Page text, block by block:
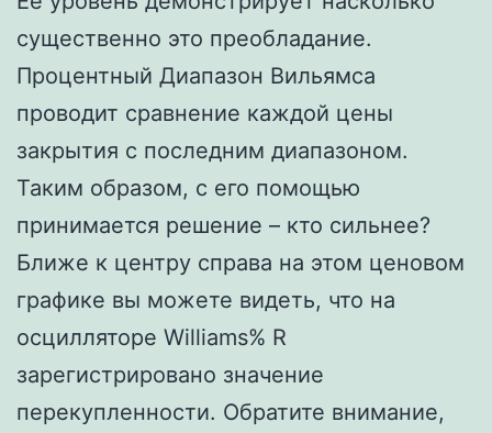
существенно это преобладание.
Процентный Диапазон Вильямса
проводит сравнение каждой цены
закрытия с последним диапазоном.
Таким образом, с его помощью
принимается решение – кто сильнее?
Ближе к центру справа на этом ценовом
графике вы можете видеть, что на
осцилляторе Williams% R
зарегистрировано значение
перекупленности. Обратите внимание,